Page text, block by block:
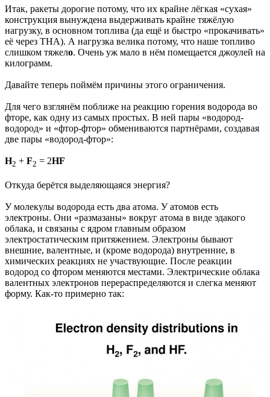
Итак, ракеты дорогие потому, что их крайне лёгкая «сухая»
конструкция вынуждена выдерживать крайне тяжёлую
нагрузку, в основном топлива (да ещё и быстро «прокачивать»
её через ТНА). А нагрузка велика потому, что наше топливо
слишком тяжело. Очень уж мало в нём помещается джоулей на
килограмм.
Давайте теперь поймём причины этого ограничения.
Для чего взглянём поближе на реакцию горения водорода во
фторе, как одну из самых простых. В ней пары «водород-
водород» и «фтор-фтор» обмениваются партнёрами, создавая
две пары «водород-фтор»:
H2 + F2 = 2HF
Откуда берётся выделяющаяся энергия?
У молекулы водорода есть два атома. У атомов есть
электроны. Они «размазаны» вокруг атома в виде эдакого
облака, и связаны с ядром главным образом
электростатическим притяжением. Электроны бывают
внешние, валентные, и (кроме водорода) внутренние, в
химических реакциях не участвующие. После реакции
водород со фтором меняются местами. Электрические облака
валентных электронов перераспределяются и слегка меняют
форму. Как-то примерно так: